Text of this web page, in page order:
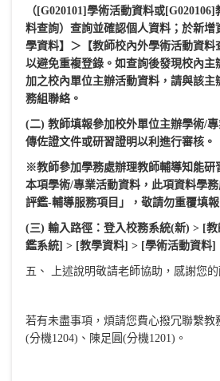
（[G020101]學術活動資料或
料查詢）查詢並確認個人資料；於新增
學資料】＞【教師校內外學術活動資料
以避免重複登錄。如查詢後發現校內主
加之校內單位主辦活動資料，請與該主
務組聯絡。
(二) 教師填報參加校外單位主辦學術/
傳佐證文件或研習證明以利進行審核。
※教師參加學務處辦理教師輔導知能研
本項學術/專業活動資料，此項資料學
評鑑-輔導服務項目」，敬請勿重覆填報
(三) 輸入路徑： 登入校務系統(新) > [
鑑系統] > [教學資料] > [學術活動資料]
五、 上述說明敬請老師協助，感謝您
若有未盡事項，煩請您費心撥冗聯繫教
(分機1204)、陳足圓(分機1201)。